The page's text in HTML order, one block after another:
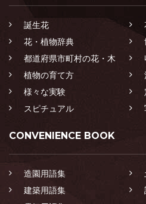
誕生花
花・植物辞典
都道府県市町村の花・木
植物の育て方
様々な実験
スピチュアル
CONVENIENCE BOOK
造園用語集
建築用語集